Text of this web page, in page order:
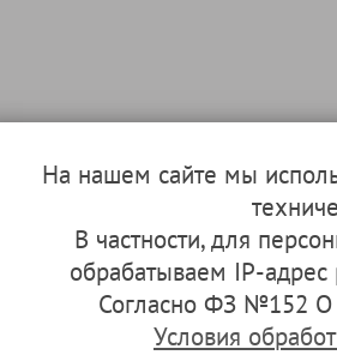
На нашем сайте мы
В частности, для
обрабатываем IP-
Согласно ФЗ №152 О
Условия